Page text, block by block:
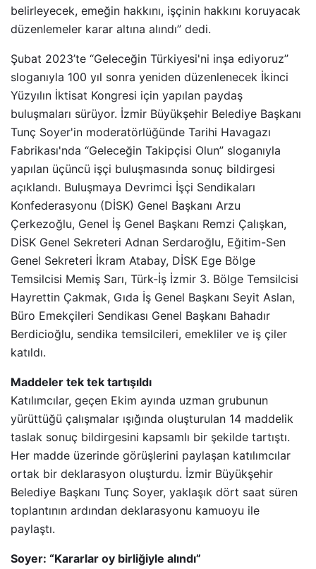
belirleyecek, emeğin hakkını, işçinin hakkını koruyacak
düzenlemeler karar altına alındı” dedi.
Şubat 2023’te “Geleceğin Türkiyesi'ni inşa ediyoruz”
sloganıyla 100 yıl sonra yeniden düzenlenecek İkinci
Yüzyılın İktisat Kongresi için yapılan paydaş
buluşmaları sürüyor. İzmir Büyükşehir Belediye Başkanı
Tunç Soyer'in moderatörlüğünde Tarihi Havagazı
Fabrikası'nda “Geleceğin Takipçisi Olun” sloganıyla
yapılan üçüncü işçi buluşmasında sonuç bildirgesi
açıklandı. Buluşmaya Devrimci İşçi Sendikaları
Konfederasyonu (DİSK) Genel Başkanı Arzu
Çerkezoğlu, Genel İş Genel Başkanı Remzi Çalışkan,
DİSK Genel Sekreteri Adnan Serdaroğlu, Eğitim-Sen
Genel Sekreteri İkram Atabay, DİSK Ege Bölge
Temsilcisi Memiş Sarı, Türk-İş İzmir 3. Bölge Temsilcisi
Hayrettin Çakmak, Gıda İş Genel Başkanı Seyit Aslan,
Büro Emekçileri Sendikası Genel Başkanı Bahadır
Berdicioğlu, sendika temsilcileri, emekliler ve iş çiler
katıldı.
Maddeler tek tek tartışıldı
Katılımcılar, geçen Ekim ayında uzman grubunun
yürüttüğü çalışmalar ışığında oluşturulan 14 maddelik
taslak sonuç bildirgesini kapsamlı bir şekilde tartıştı.
Her madde üzerinde görüşlerini paylaşan katılımcılar
ortak bir deklarasyon oluşturdu. İzmir Büyükşehir
Belediye Başkanı Tunç Soyer, yaklaşık dört saat süren
toplantının ardından deklarasyonu kamuoyu ile
paylaştı.
Soyer: “Kararlar oy birliğiyle alındı”